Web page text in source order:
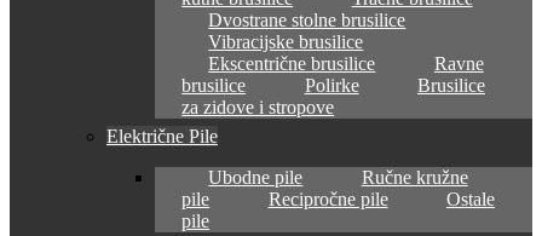
Dvostrane stolne brusilice
Vibracijske brusilice
Ekscentrične brusilice
Ravne
brusilice
Polirke
Brusilice
za zidove i stropove
Električne Pile
Ubodne pile
Ručne kružne
pile
Recipročne pile
Ostale
pile